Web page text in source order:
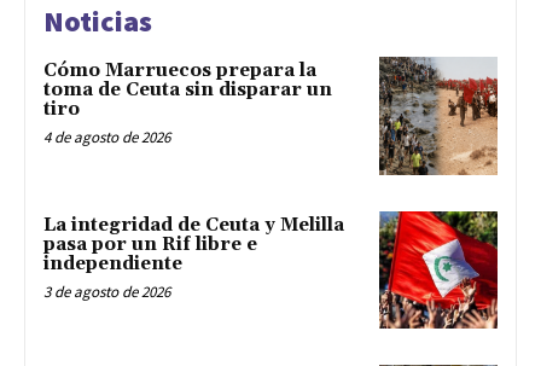
Noticias
Cómo Marruecos prepara la
toma de Ceuta sin disparar un
tiro
4 de agosto de 2026
La integridad de Ceuta y Melilla
pasa por un Rif libre e
independiente
3 de agosto de 2026